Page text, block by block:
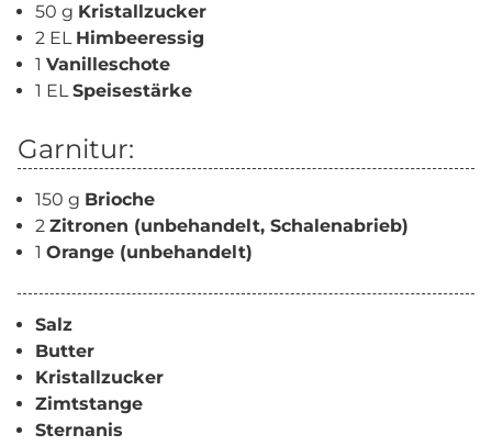
50 g Kristallzucker
2 EL Himbeeressig
1 Vanilleschote
1 ELSpeisestärke
Garnitur:
150 g Brioche
2 Zitronen (unbehandelt, Schalenabrieb)
1 Orange (unbehandelt)
Salz
Butter
Kristallzucker
Zimtstange
Sternanis